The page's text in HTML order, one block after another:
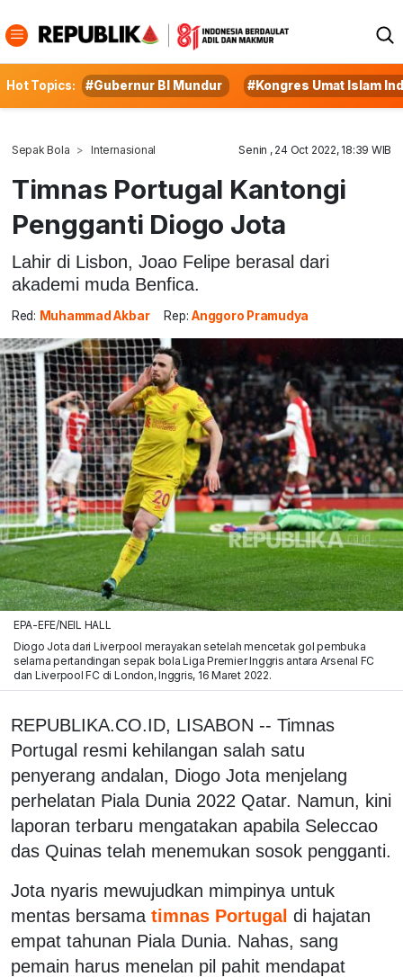
Hot Topics: #Gubernur BI Mundur #Kongres Umat Islam
Sepak Bola Internasional Senin , 24 Oct 2022, 18:39 WIB
Timnas Portugal Kantongi
Pengganti Diogo Jota
Lahir di Lisbon, Joao Felipe berasal dari
akademi muda Benfica.
Red: Muhammad Akbar Rep: Anggoro Pramudya
EPA-EFE/NEIL HALL
Diogo Jota dari Liverpool merayakan setelah mencetak gol pembuka
selama pertandingan sepak bola Liga Premier Inggris antara Arsenal FC
dan Liverpool FC di London, Inggris, 16 Maret 2022.
REPUBLIKA.CO.ID, LISABON -- Timnas
Portugal resmi kehilangan salah satu
penyerang andalan, Diogo Jota menjelang
perhelatan Piala Dunia 2022 Qatar. Namun, kini
laporan terbaru mengatakan apabila Seleccao
das Quinas telah menemukan sosok pengganti.
Jota nyaris mewujudkan mimpinya untuk
mentas bersama timnas Portugal di hajatan
empat tahunan Piala Dunia. Nahas, sang
pemain harus menelan pil pahit mendapat